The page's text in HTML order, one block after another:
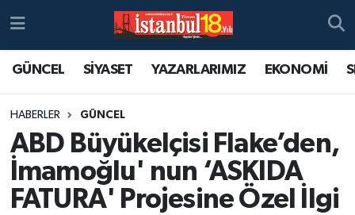
GÜNCEL SİYASET YAZARLARIMIZ EKONOMİ
HABERLER GÜNCEL
ABD Büyükelçisi Flake’den,
İmamoğlu' nun ‘ASKIDA
FATURA' Projesine Özel İlgi